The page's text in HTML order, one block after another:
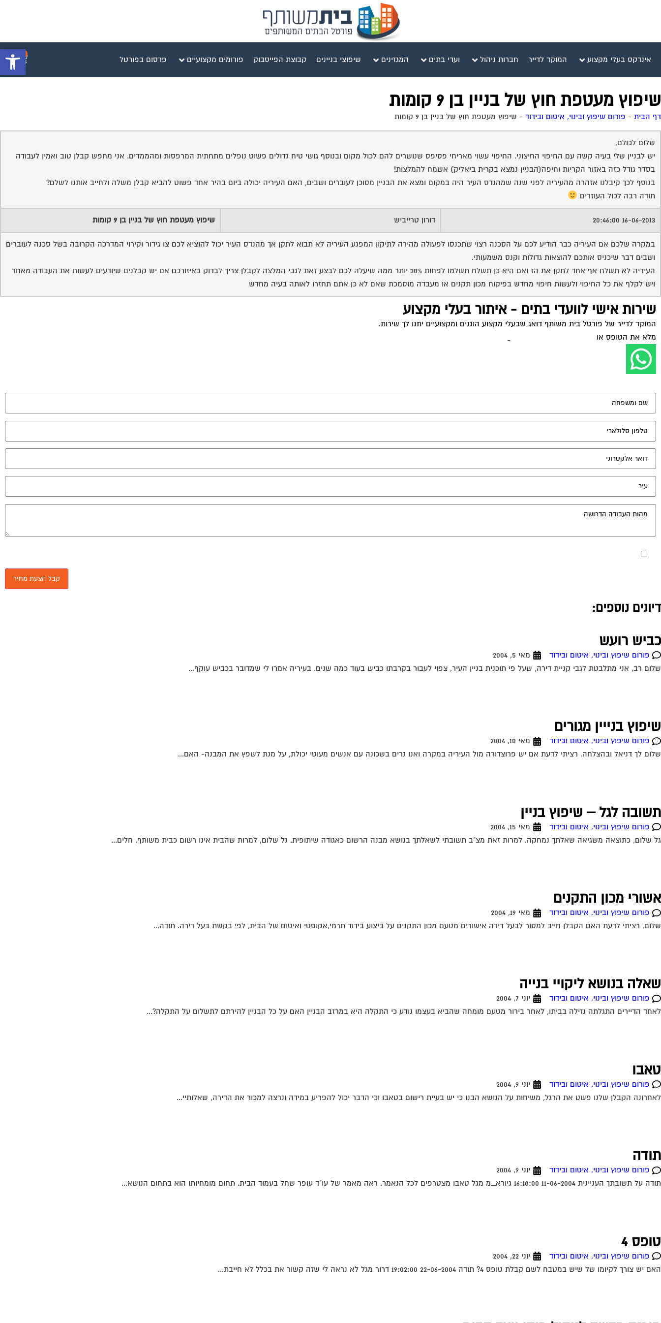
פתח אינדקס בעלי מקצוע המוקד לדייר חברות ניהול ועדי בתים המגזינים שיפוצי בניינים קבוצת הפייסבוק פורומים מקצועיים פרסום בפורטל
שיפוץ מעטפת חוץ של בניין בן 9 קומות
דף הבית - פורום שיפוץ ובינוי, איטום ובידוד - שיפוץ מעטפת חוץ של בניין בן 9 קומות
שלום לכולם,
יש לבניין שלי בעיה קשה עם החיפוי החיצוני. החיפוי עשוי מאריחי פסיפס שנושרים להם לכול מקום ובנוסף גושי טיח גדולים פשוט נופלים מתחתית המרפסות ומהממדים. אני מחפש קבלן טוב ואמין לעבודה
בסדר גודל כזה באזור הקריות וחיפה(הבניין נמצא בקרית ביאליק) אשמח להמלצות!
בנוסף לכך קיבלנו אזהרה מהעיריה לפני שנה שמהנדס העיר היה במקום ומצא את הבניין מסוכן לעוברים ושבים, האם העיריה יכולה ביום בהיר אחד פשוט להביא קבלן משלה ולחייב אותנו לשלם?
תודה רבה לכול העוזרים
16-06-2013 20:46:00 דורון טרייביש שיפוץ מעטפת חוץ של בניין בן 9 קומות
במקרה שלכם אם העיריה כבר הודיע לכם על הסכנה רצוי שתכנסו לפעולה מהירה לתיקון המפגע העיריה לא תבוא לתקן אך מהנדס העיר יכול להוציא לכם צו גידור וקירוי המדרכה הקרובה בשל סכנה לעוברים
ושבים דבר שיכניס אותכם להוצאות גדולות וקנס משמעותי.
העיריה לא תשלח אף אחד לתקן את הז ואם היא כן תשלח תשלמו לפחות 30% יותר ממה שיעלה לכם לבצע זאת לגבי המלצה לקבלן צריך לבדוק באיזורכם אם יש קבלנים שיודעים לעשות את העבודה מאחר
ויש לקלף את כל החיפוי ולעשות חיפוי מחדש בפיקוח מכון תקנים או מעבדה מוסמכת שאם לא כן אתם תחזרו לאותה בעיה מחדש
שירות אישי לוועדי בתים - איתור בעלי מקצוע
המוקד לדייר של פורטל בית משותף דואג שבעלי מקצוע הוגנים ומקצועיים יתנו לך שירות.
מלא את הטופס או
דיונים נוספים:
כביש רועש
פורום שיפוץ ובינוי, איטום ובידוד
מאי 5, 2004
שלום רב, אני מתלבטת לגבי קניית דירה, שעל פי תוכנית בניין העיר, צפוי לעבור בקרבתו כביש בעוד כמה שנים. בעיריה אמרו לי שמדובר בכביש עוקף...
שיפוץ בנייין מגורים
פורום שיפוץ ובינוי, איטום ובידוד
מאי 10, 2004
שלום לך דניאל ובהצלחה, רציתי לדעת אם יש פרוצדורה מול העיריה במקרה ואנו גרים בשכונה עם אנשים מעוטי יכולת, על מנת לשפץ את המבנה- האם...
תשובה לגל – שיפוץ בניין
פורום שיפוץ ובינוי, איטום ובידוד
מאי 15, 2004
גל שלום, כתוצאה משגיאה שאלתך נמחקה. למרות זאת מצ"ב תשובתי לשאלתך בנושא מבנה הרשום כאגודה שיתופית. גל שלום, למרות שהבית אינו רשום כבית משותף, חלים...
אשורי מכון התקנים
פורום שיפוץ ובינוי, איטום ובידוד
מאי 19, 2004
שלום, רציתי לדעת האם הקבלן חייב למסור לבעל דירה אישורים מטעם מכון התקנים על ביצוע בידוד תרמי,אקוסטי ואיטום של הבית, לפי בקשת בעל דירה. תודה...
שאלה בנושא ליקויי בנייה
פורום שיפוץ ובינוי, איטום ובידוד
יוני 7, 2004
לאחד הדיירים התגלתה נזילה בביתו, לאחר בירור מטעם מומחה שהביא בעצמו נודע כי התקלה היא במרזב הבניין האם על כל הבניין להירתם לתשלום על התקלה?...
טאבו
פורום שיפוץ ובינוי, איטום ובידוד
יוני 9, 2004
לאחרונה הקבלן שלנו פשט את הרגל, משיחות על הנושא הבנו כי יש בעיית רישום בטאבו וכי הדבר יכול להפריע במידה ונרצה למכור את הדירה, שאלותיי...
תודה
פורום שיפוץ ובינוי, איטום ובידוד
יוני 9, 2004
תודה על תשובתך העניינית 11-06-2004 16:18:00 גיורא_מ מגל טאבו מצטרפים לכל הנאמר. ראה מאמר של עו"ד עופר שחל בעמוד הבית. תחום מומחיותו הוא בתחום הנושא...
טופס 4
פורום שיפוץ ובינוי, איטום ובידוד
יוני 22, 2004
האם יש צורך לקיומו של שיש במטבח לשם קבלת טופס 4? תודה 22-06-2004 19:02:00 דרור מגל לא נראה לי שזה קשור את בכלל לא חייבת...